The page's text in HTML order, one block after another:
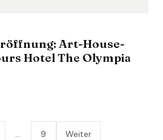
Art-House-
Hotel The Olympia
9 Weiter